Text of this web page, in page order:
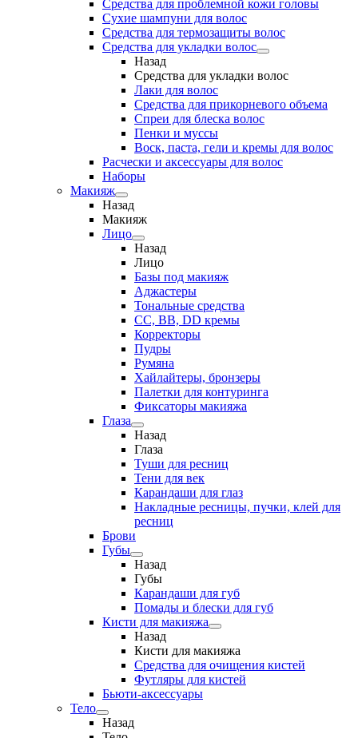
Средства для проблемной кожи головы
Сухие шампуни для волос
Средства для термозащиты волос
Средства для укладки волос
Назад
Средства для укладки волос
Лаки для волос
Средства для прикорневого объема
Спреи для блеска волос
Пенки и муссы
Воск, паста, гели и кремы для волос
Расчески и аксессуары для волос
Наборы
Макияж
Назад
Макияж
Лицо
Назад
Лицо
Базы под макияж
Аджастеры
Тональные средства
CC, BB, DD кремы
Корректоры
Пудры
Румяна
Хайлайтеры, бронзеры
Палетки для контуринга
Фиксаторы макияжа
Глаза
Назад
Глаза
Туши для ресниц
Тени для век
Карандаши для глаз
Накладные ресницы, пучки, клей для
ресниц
Брови
Губы
Назад
Губы
Карандаши для губ
Помады и блески для губ
Кисти для макияжа
Назад
Кисти для макияжа
Средства для очищения кистей
Футляры для кистей
Бьюти-аксессуары
Тело
Назад